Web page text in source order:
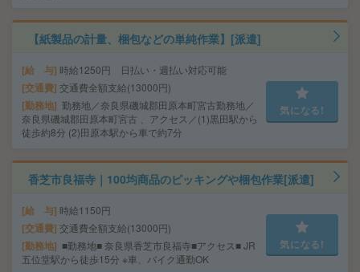
【紙製品の計量、梱包などの単純作業】[派遣]
給 与 時給1250円 日払い・週払い対応可能
交通費 交通費全額支給(13000円)
勤務地 勤務地／奈良県磯城郡田原本町宮古勤務地／
奈良県磯城郡田原本町宮古 、アクセス／(1)黒田駅から
徒歩約8分 (2)田原本駅から車で約7分
気になる!
香芝市良福寺｜100均商品のピッキングや梱包作業[派遣]
給 与 時給1150円
交通費 交通費全額支給(13000円)
勤務地
■勤務地■ 奈良県香芝市良福寺■アクセス■ JR
五位堂駅から徒歩15分 ※車、バイク通勤OK
気になる!